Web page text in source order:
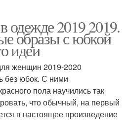
одежде 2019 2019.
образы с юбкой
идеи
женщин 2019-2020
без юбок. С ними
пола научились так
что обычный, на первый
в настоящее произведение